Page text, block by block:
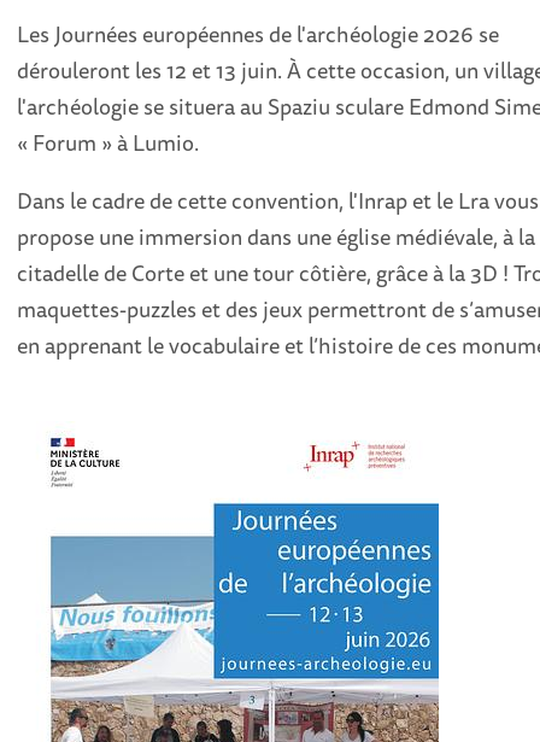
Les Journées européennes de l'archéologie 2026 se
dérouleront les 12 et 13 juin. À cette occasion, un
l'archéologie se situera au Spaziu sculare Edmond
« Forum » à Lumio.
Dans le cadre de cette convention, l'Inrap et le Lra vous
propose une immersion dans une église médiévale, à la
citadelle de Corte et une tour côtière, grâce à la 3D !
maquettes-puzzles et des jeux permettront de
en apprenant le vocabulaire et l’histoire de ces